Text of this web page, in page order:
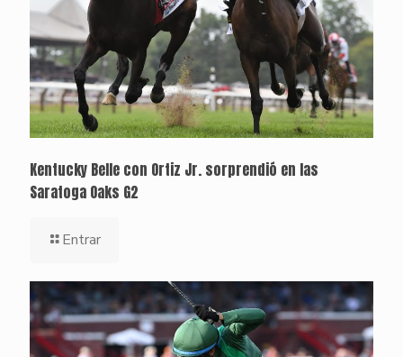
Kentucky Belle con Ortiz Jr. sorprendió en las
Saratoga Oaks G2
Entrar